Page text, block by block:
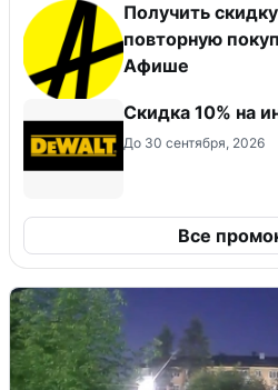
Получить
повторную
Афише
Скидка 10% на
До 30 сентября, 2026
Все